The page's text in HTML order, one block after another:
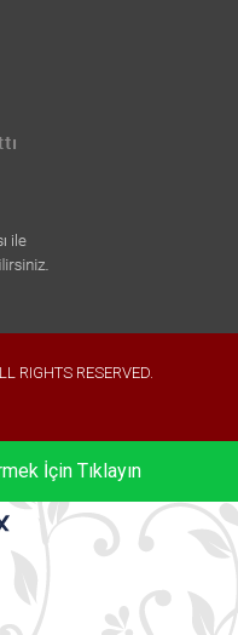
İçin Tıklayın
RIGHTS RESERVED.
İçin Tıklayın